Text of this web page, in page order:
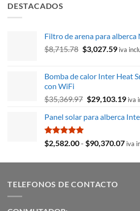
DESTACADOS
Filtro de arena para alberca
$8,715.78 El
era:
$3,027.59El
es:
iva
Bomba de calor Inter Heat
con WiFi
$35,369.97 El
original
$35,369.97.
$29,103.19Eliva
Panel solar para alberca
Valorado
con
$2,582.00- $90,370.07 iva
TELEFONOS DE CONTACTO